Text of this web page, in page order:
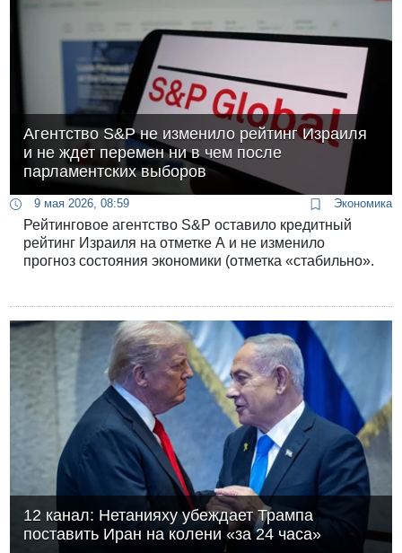
Агентство S&P не изменило рейтинг Израиля
и не ждет перемен ни в чем после
парламентских выборов
9 мая 2026, 08:59 Экономика
Рейтинговое агентство S&P оставило кредитный
рейтинг Израиля на отметке А и не изменило
прогноз состояния экономики (отметка «стабильно».
12 канал: Нетанияху убеждает Трампа
поставить Иран на колени «за 24 часа»